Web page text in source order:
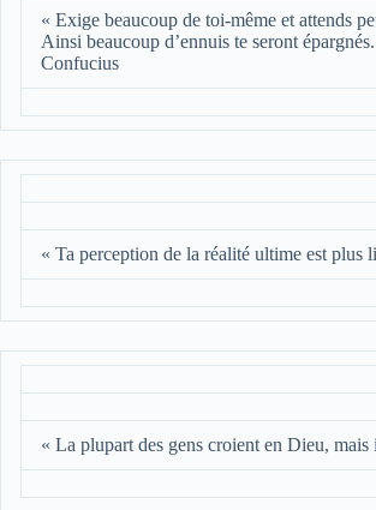
« Exige beaucoup de toi-même et attends
Ainsi beaucoup d’ennuis te seront
Confucius
« Ta perception de la réalité ultime est plus
« La plupart des gens croient en Dieu,